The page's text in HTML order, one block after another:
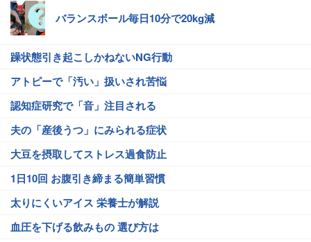
バランスボール毎日10分で20kg減
躁状態引き起こしかねないNG行動
アトピーで「汚い」扱いされ苦悩
認知症研究で「音」注目される
夫の「産後うつ」にみられる症状
大豆を摂取してストレス過食防止
1日10回 お腹引き締まる簡単習慣
太りにくいアイス 栄養士が解説
血圧を下げる飲みもの 選び方は